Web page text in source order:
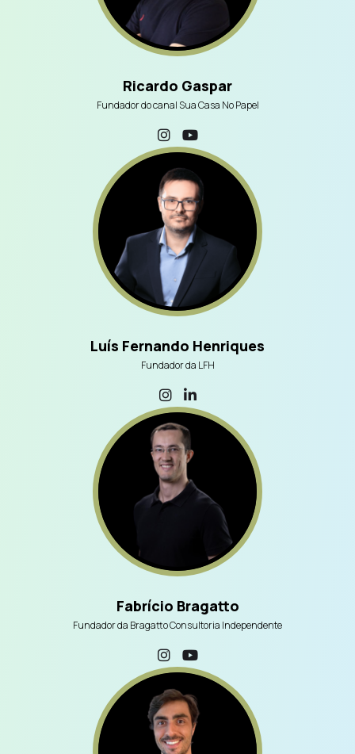
Ricardo Gaspar
Fundador do canal Sua Casa No Papel
Luís Fernando Henriques
Fundador da LFH
Fabrício Bragatto
Fundador da Bragatto Consultoria Independente